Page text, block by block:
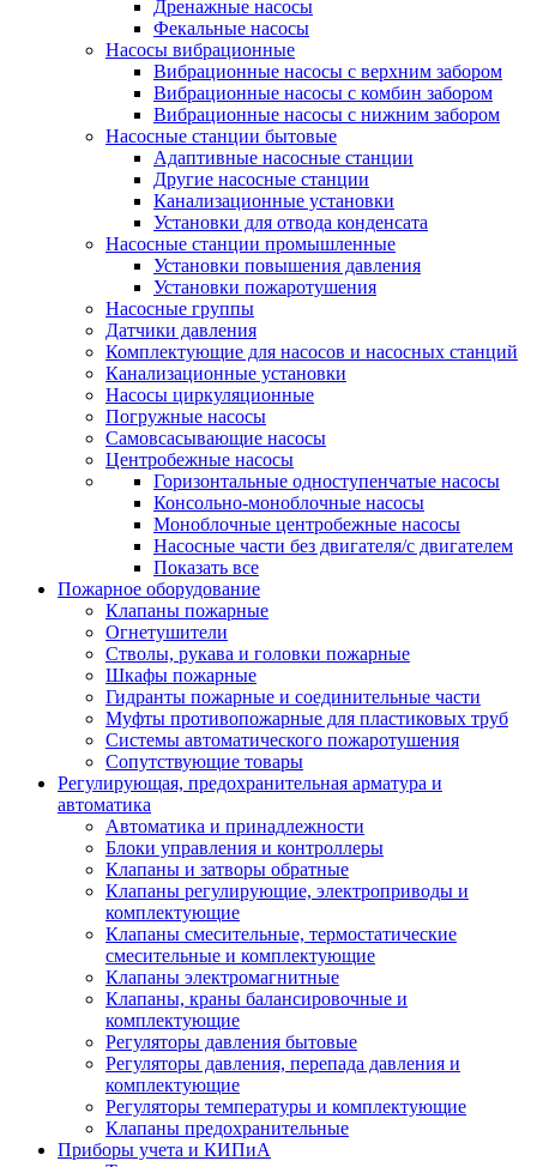
Дренажные насосы
Фекальные насосы
Насосы вибрационные
Вибрационные насосы с верхним забором
Вибрационные насосы с комбин забором
Вибрационные насосы с нижним забором
Насосные станции бытовые
Адаптивные насосные станции
Другие насосные станции
Канализационные установки
Установки для отвода конденсата
Насосные станции промышленные
Установки повышения давления
Установки пожаротушения
Насосные группы
Датчики давления
Комплектующие для насосов и насосных станций
Канализационные установки
Насосы циркуляционные
Погружные насосы
Самовсасывающие насосы
Центробежные насосы
Горизонтальные одноступенчатые насосы
Консольно-моноблочные насосы
Моноблочные центробежные насосы
Насосные части без двигателя/с двигателем
Показать все
Пожарное оборудование
Клапаны пожарные
Огнетушители
Стволы, рукава и головки пожарные
Шкафы пожарные
Гидранты пожарные и соединительные части
Муфты противопожарные для пластиковых труб
Системы автоматического пожаротушения
Сопутствующие товары
Регулирующая, предохранительная арматура и
автоматика
Автоматика и принадлежности
Блоки управления и контроллеры
Клапаны и затворы обратные
Клапаны регулирующие, электроприводы и
комплектующие
Клапаны смесительные, термостатические
смесительные и комплектующие
Клапаны электромагнитные
Клапаны, краны балансировочные и
комплектующие
Регуляторы давления бытовые
Регуляторы давления, перепада давления и
комплектующие
Регуляторы температуры и комплектующие
Клапаны предохранительные
Приборы учета и КИПиА